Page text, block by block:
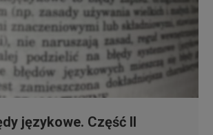
językowe. Część II